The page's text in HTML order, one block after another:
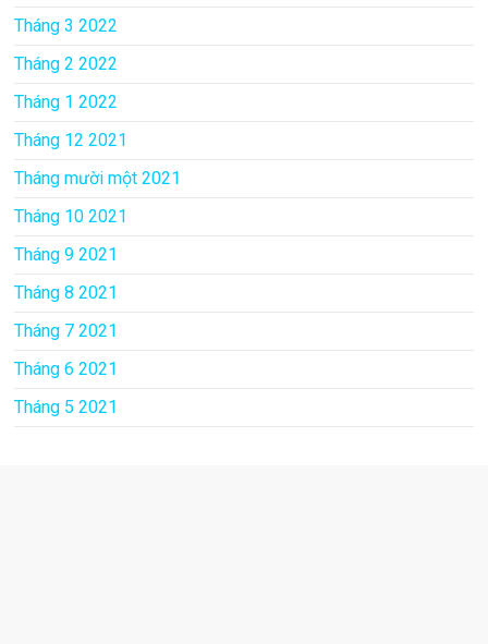
Tháng 3 2022
Tháng 2 2022
Tháng 1 2022
Tháng 12 2021
Tháng mười một 2021
Tháng 10 2021
Tháng 9 2021
Tháng 8 2021
Tháng 7 2021
Tháng 6 2021
Tháng 5 2021